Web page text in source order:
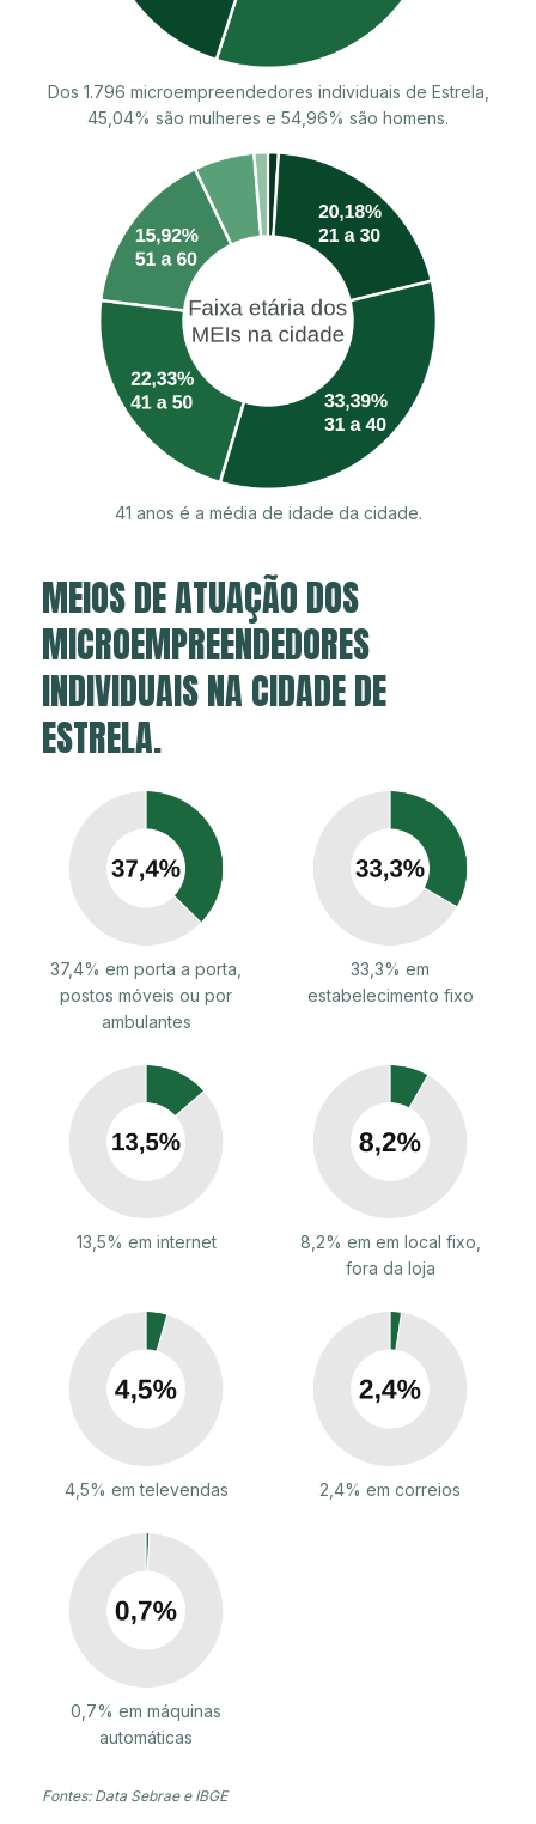
Dos 1.796 microempreendedores individuais de Estrela,
45,04% são mulheres e 54,96% são homens.
41 anos é a média de idade da cidade.
MEIOS DE ATUAÇÃO DOS
MICROEMPREENDEDORES
INDIVIDUAIS NA CIDADE DE
ESTRELA.
37,4% em porta a porta,
postos móveis ou por
ambulantes
33,3% em
estabelecimento fixo
13,5% em internet
8,2% em em local fixo,
fora da loja
4,5% em televendas 2,4% em correios
0,7% em máquinas
automáticas
Fontes: Data Sebrae e IBGE